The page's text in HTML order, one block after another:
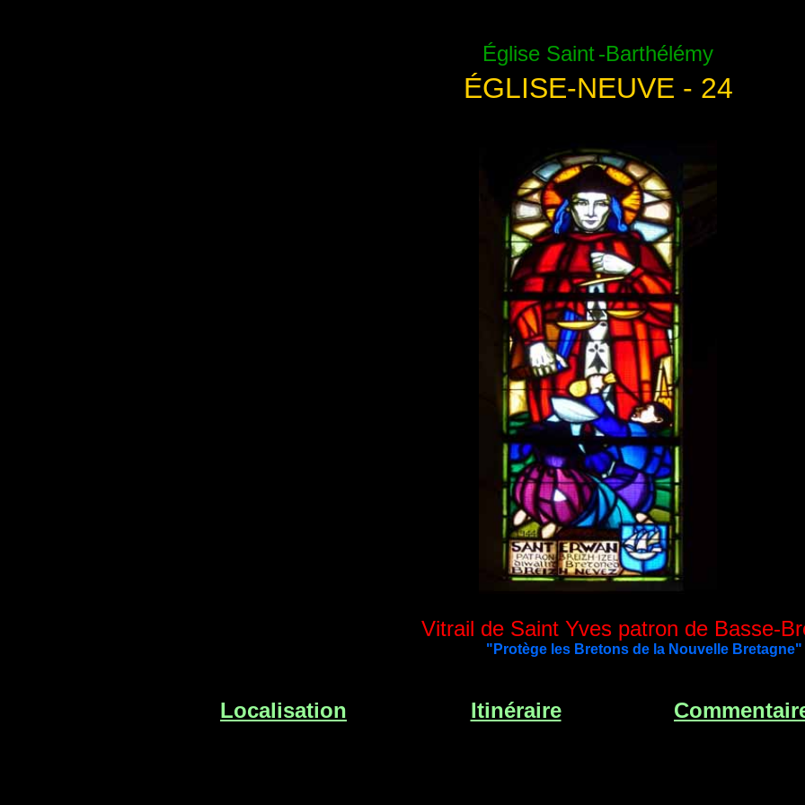
Église Saint-Barthélémy
ÉGLISE-NEUVE - 24
Vitrail de Saint Yves patron de Basse-
"Protège les Bretons de la Nouvelle Bretagne"
Localisation Itinéraire